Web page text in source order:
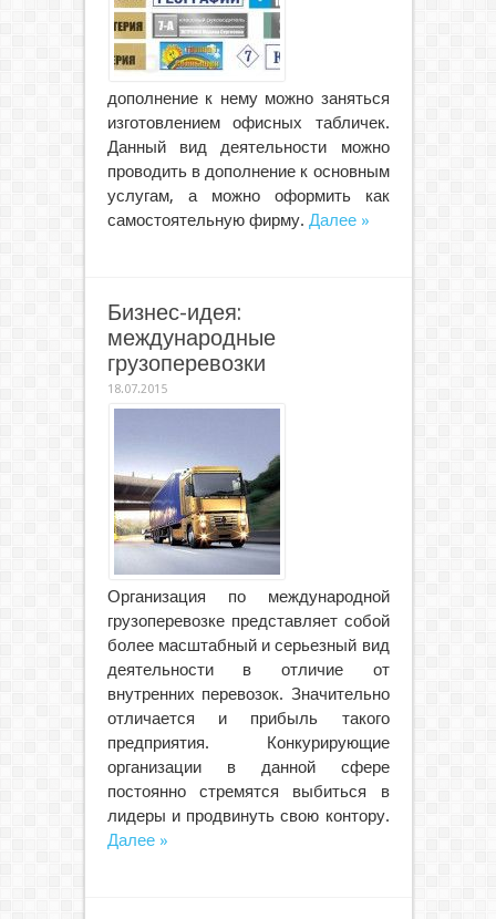
дополнение к нему можно заняться
изготовлением офисных табличек.
Данный вид деятельности можно
проводить в дополнение к основным
услугам, а можно оформить как
самостоятельную фирму. Далее »
Бизнес-идея:
международные
грузоперевозки
18.07.2015
Организация по международной
грузоперевозке представляет собой
более масштабный и серьезный вид
деятельности в отличие от
внутренних перевозок. Значительно
отличается и прибыль такого
предприятия. Конкурирующие
организации в данной сфере
постоянно стремятся выбиться в
лидеры и продвинуть свою контору.
Далее »